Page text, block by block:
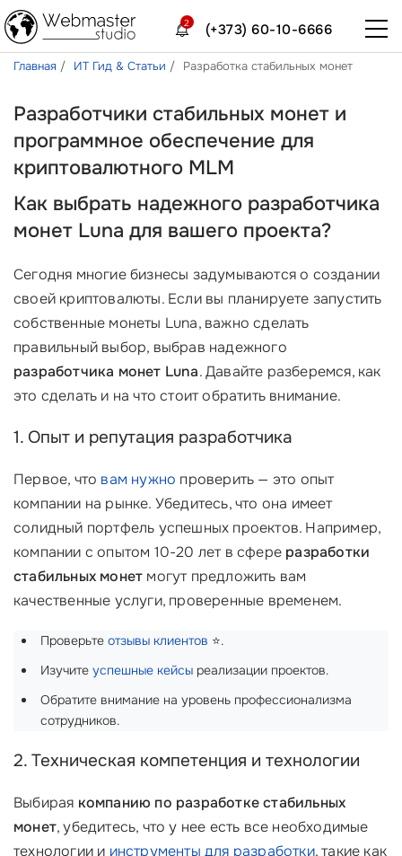
(+373) 60-10-6666
2
Главная ИТ Гид & Статьи Разработка стабильных монет
Разработчики стабильных монет и
программное обеспечение для
криптовалютного MLM
Как выбрать надежного разработчика
монет Luna для вашего проекта?
Сегодня многие бизнесы задумываются о создании
своей криптовалюты. Если вы планируете запустить
собственные монеты Luna, важно сделать
правильный выбор, выбрав надежного
разработчика монет Luna. Давайте разберемся, как
это сделать и на что стоит обратить внимание.
1. Опыт и репутация разработчика
Первое, что вам нужно проверить — это опыт
компании на рынке. Убедитесь, что она имеет
солидный портфель успешных проектов. Например,
компании с опытом 10-20 лет в сфере разработки
стабильных монет могут предложить вам
качественные услуги, проверенные временем.
Проверьте отзывы клиентов ⭐.
Изучите успешные кейсы реализации проектов.
Обратите внимание на уровень профессионализма
сотрудников.
2. Техническая компетенция и технологии
Выбирая компанию по разработке стабильных
монет, убедитесь, что у нее есть все необходимые
технологии и инструменты для разработки, такие как